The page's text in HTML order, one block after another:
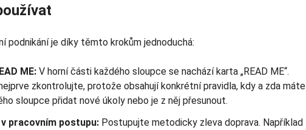
podnikání je díky těmto krokům jednoduchá:
ME: V horní části každého sloupce se nachází karta „READ ME“.
zkontrolujte, protože obsahují konkrétní pravidla, kdy a zda máte
sloupce přidat nové úkoly nebo je z něj přesunout.
pracovním postupu: Postupujte metodicky zleva doprava. Například